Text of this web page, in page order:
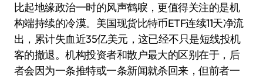
比起地缘政治一时的风声鹤唳，更值得关注的是机
构端持续的冷漠。美国现货比特币ETF连续11天净流
出，累计失血近35亿美元，这已经不只是短线投机
客的撤退。机构投资者和散户最大的区别在于，后
者会因为一条推特或一条新闻就杀回来，但前者一